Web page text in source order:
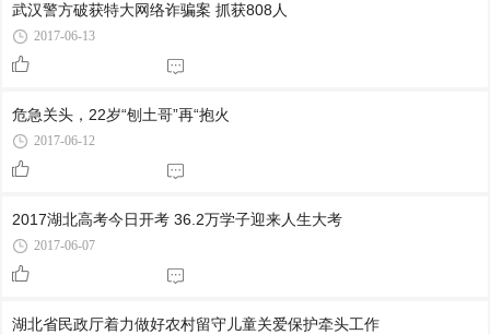
武汉警方破获特大网络诈骗案 抓获808人
2017-06-13
危急关头，22岁“刨土哥”再“抱火
2017-06-12
2017湖北高考今日开考 36.2万学子迎来人生大考
2017-06-07
湖北省民政厅着力做好农村留守儿童关爱保护牵头工作